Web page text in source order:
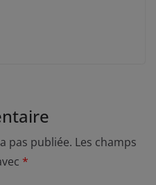
pas publiée. Les champs
*